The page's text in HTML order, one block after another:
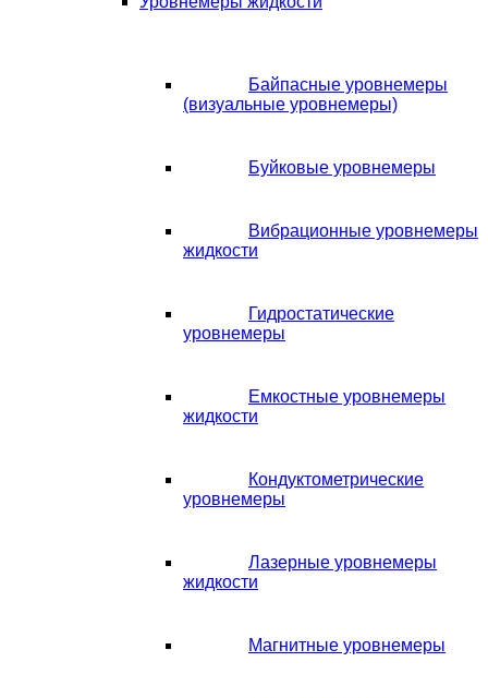
Байпасные уровнемеры
(визуальные уровнемеры)
Буйковые уровнемеры
Вибрационные уровнемеры
жидкости
Гидростатические
уровнемеры
Емкостные уровнемеры
жидкости
Кондуктометрические
уровнемеры
Лазерные уровнемеры
жидкости
Магнитные уровнемеры